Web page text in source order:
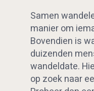
Samen
manier om
Bovendien is
duizenden
wandeldate.
op zoek naar